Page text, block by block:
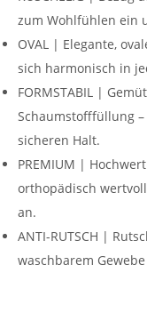
zum Wohlfühlen ein
OVAL | Elegante,
sich harmonisch in
FORMSTABIL |
Schaumstofffüllung
sicheren Halt.
PREMIUM |
orthopädisch
an.
ANTI-RUTSCH |
waschbarem